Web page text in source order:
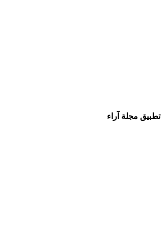
تطبيق مجلة آراء